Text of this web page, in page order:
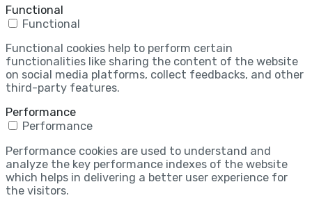
Functional
Functional
Functional cookies help to perform certain
functionalities like sharing the content of the website
on social media platforms, collect feedbacks, and other
third-party features.
Performance
Performance
Performance cookies are used to understand and
analyze the key performance indexes of the website
which helps in delivering a better user experience for
the visitors.